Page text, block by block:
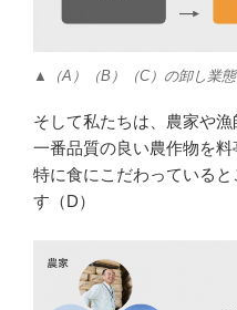
▲（A）（B）（C）の卸し業態
そして私たちは、農家や
一番品質の良い農作物を
特に食にこだわっている
す（D）